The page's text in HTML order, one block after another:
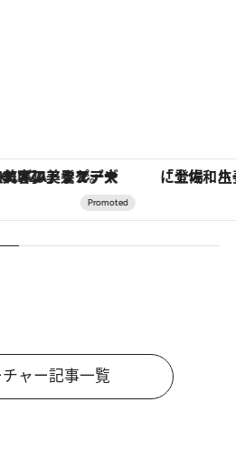
高知に登場！生姜、山椒、大葉など目にも舌にも涼を呼ぶ郷土の味 【夏限定ディナーコース】旬を
ャー記事一覧